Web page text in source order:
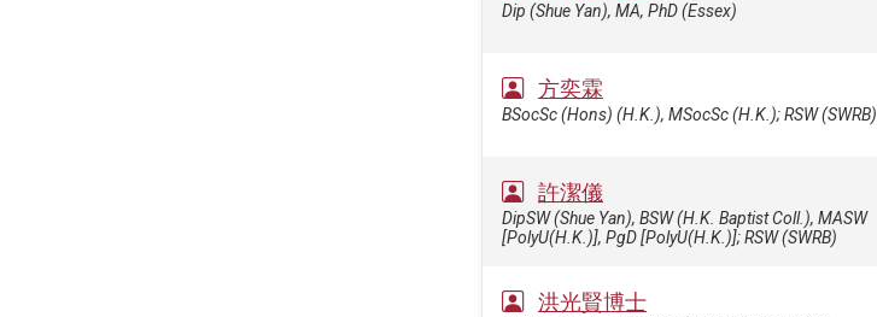
Dip (Shue Yan), MA, PhD (Essex)
方奕霖
BSocSc (Hons) (H.K.), MSocSc (H.K.); RSW (SWRB)
許潔儀
DipSW (Shue Yan), BSW (H.K. Baptist Coll.), MASW
[PolyU(H.K.)], PgD [PolyU(H.K.)]; RSW (SWRB)
洪光賢博士